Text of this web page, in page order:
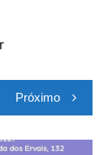
Próximo